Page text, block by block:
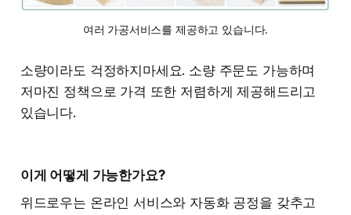
여러 가공서비스를 제공하고 있습니다.
소량이라도 걱정하지마세요. 소량 주문도 가능하며
저마진 정책으로 가격 또한 저렴하게 제공해드리고
있습니다.
이게 어떻게 가능한가요?
위드로우는 온라인 서비스와 자동화 공정을 갖추고